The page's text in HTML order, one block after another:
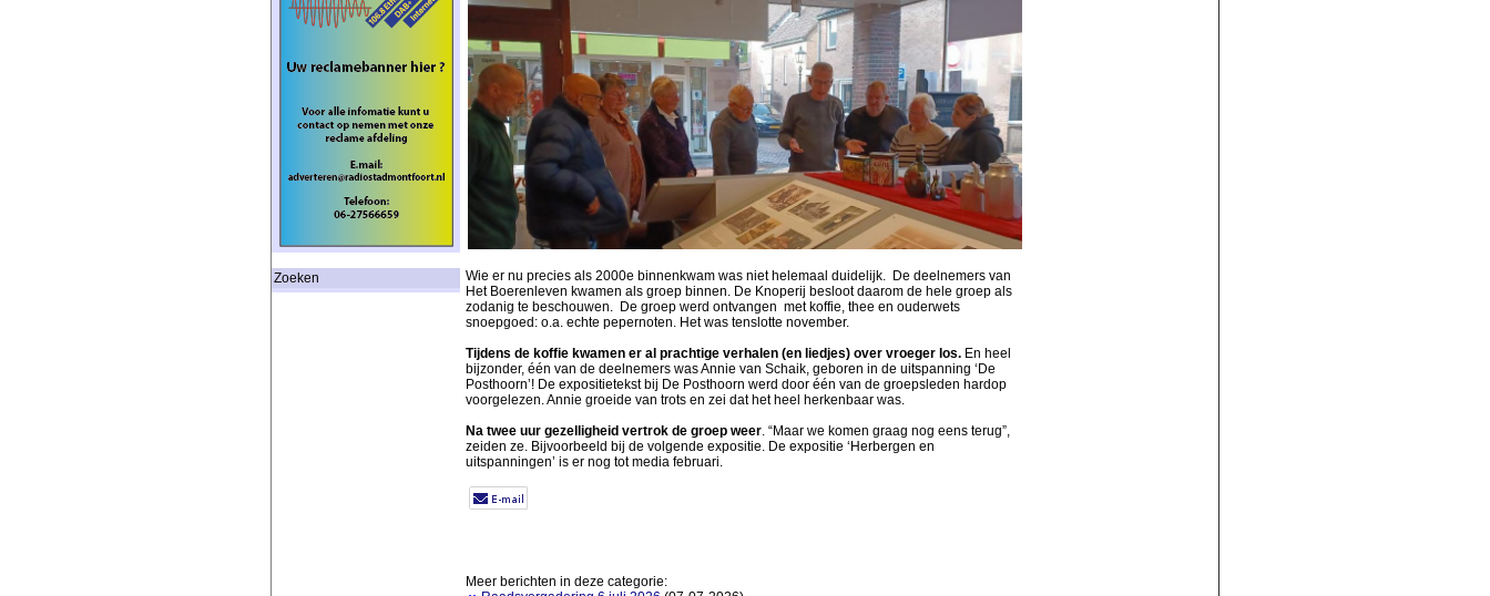
Zoeken
Wie er nu precies als 2000e binnenkwam was niet helemaal duidelijk. De deelnemers van
Het Boerenleven kwamen als groep binnen. De Knoperij besloot daarom de hele groep als
zodanig te beschouwen. De groep werd ontvangen met koffie, thee en ouderwets
snoepgoed: o.a. echte pepernoten. Het was tenslotte november.
Tijdens de koffie kwamen er al prachtige verhalen (en liedjes) over vroeger los. En heel
bijzonder, één van de deelnemers was Annie van Schaik, geboren in de uitspanning ‘De
Posthoorn’! De expositietekst bij De Posthoorn werd door één van de groepsleden hardop
voorgelezen. Annie groeide van trots en zei dat het heel herkenbaar was.
Na twee uur gezelligheid vertrok de groep weer . “Maar we komen graag nog eens terug”,
zeiden ze. Bijvoorbeeld bij de volgende expositie. De expositie ‘Herbergen en
uitspanningen’ is er nog tot media februari.
Meer berichten in deze categorie: